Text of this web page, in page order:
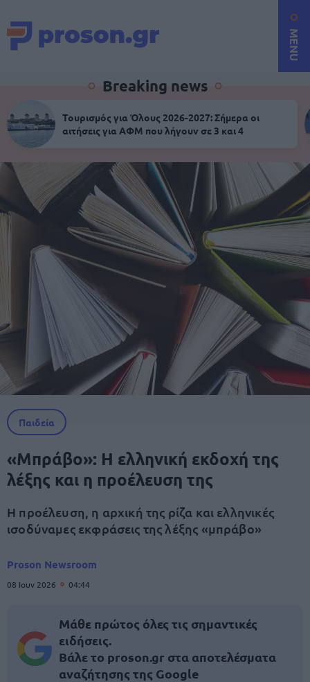
MENU
Breaking news
Τουρισμός για Όλους 2026-2027: Σήμερα οι
αιτήσεις για ΑΦΜ που λήγουν σε 3 και 4
Παιδεία
«Μπράβο»: Η ελληνική εκδοχή της
λέξης και η προέλευση της
Η προέλευση, η αρχική της ρίζα και ελληνικές
ισοδύναμες εκφράσεις της λέξης «μπράβο»
Proson Newsroom
08 Ιουν 2026 04:44
Μάθε πρώτος όλες τις σημαντικές
ειδήσεις.
Βάλε το proson.gr στα αποτελέσματα
αναζήτησης της Google